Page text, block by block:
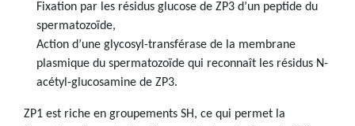
Fixation par les résidus glucose de ZP3 d’un peptide du
spermatozoïde,
Action d’une glycosyl-transférase de la membrane
plasmique du spermatozoïde qui reconnaît les résidus N-
acétyl-glucosamine de ZP3.
ZP1 est riche en groupements SH, ce qui permet la